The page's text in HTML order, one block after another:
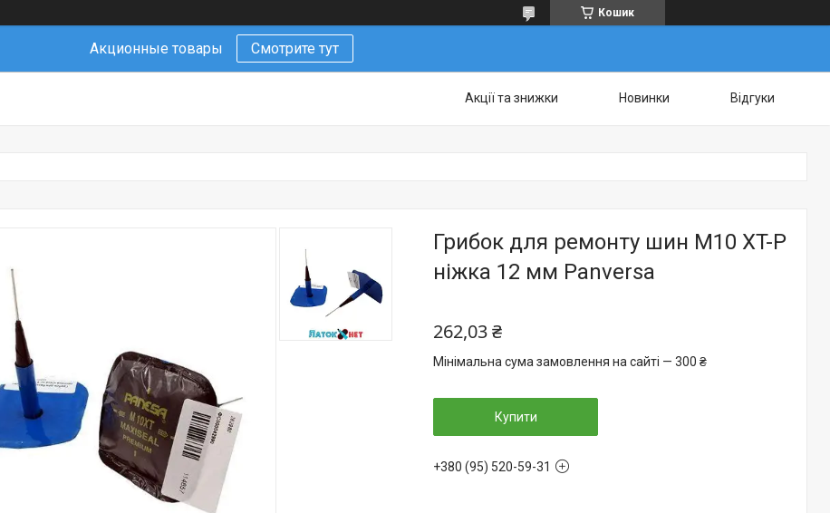
Кошик
Акционные товары Смотрите тут
Акції та знижки Новинки Відгуки
Грибок для ремонту шин M10 XT-P
ніжка 12 мм Panversa
262,03 ₴
Мінімальна сума замовлення на сайті — 300 ₴
Купити
+380 (95) 520-59-31